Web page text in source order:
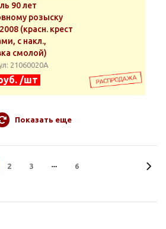
90 лет
розыску
(красн. крест
с накл.,
смолой)
21060020А
/шт
Показать еще
2 3 6